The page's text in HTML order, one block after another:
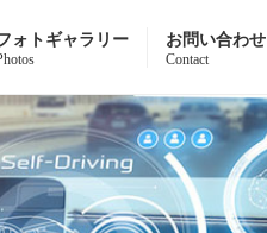
ォトギャラリー お問い合わせ
Contact